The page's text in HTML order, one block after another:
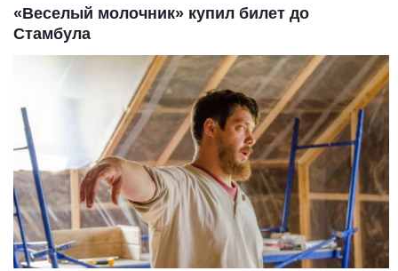
«Веселый молочник» купил билет до
Стамбула